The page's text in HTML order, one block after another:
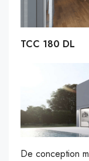
TCC 180 DL
De conception